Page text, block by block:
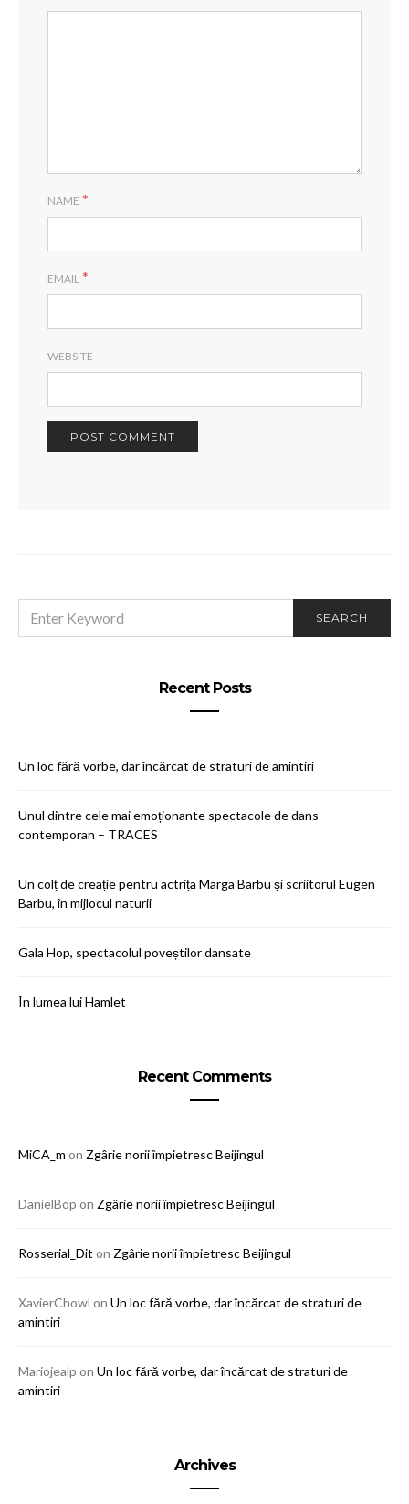
NAME *
EMAIL *
WEBSITE
FOR:
SEARCH
Recent Posts
Un loc fără vorbe, dar încărcat de straturi de amintiri
Unul dintre cele mai emoționante spectacole de dans
contemporan – TRACES
Un colț de creație pentru actrița Marga Barbu și scriitorul Eugen
Barbu, în mijlocul naturii
Gala Hop, spectacolul poveștilor dansate
În lumea lui Hamlet
Recent Comments
MiCA_m on Zgârie norii împietresc Beijingul
DanielBop on Zgârie norii împietresc Beijingul
Rosserial_Dit on Zgârie norii împietresc Beijingul
XavierChowl on Un loc fără vorbe, dar încărcat de straturi de
amintiri
Mariojealp on Un loc fără vorbe, dar încărcat de straturi de
amintiri
Archives